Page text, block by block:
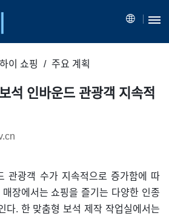
이 쇼핑 주요 계획
석 인바운드 관광객 지속적
관광객 수가 지속적으로 증가함에 따
장에서는 쇼핑을 즐기는 다양한 인종
다. 한 맞춤형 보석 제작 작업실에서는